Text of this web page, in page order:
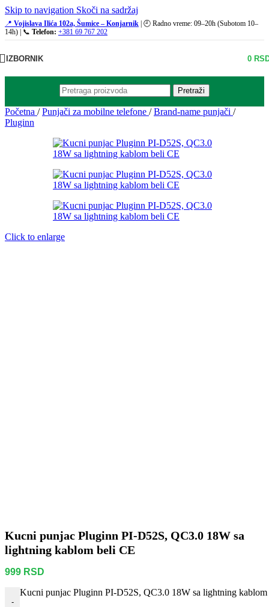
Skip to navigation Skoči na sadržaj
📍 Vojislava Ilića 102a, Šumice – Konjarnik | 🕘 Radno vreme: 09–20h (Subotom 10–
14h) | 📞 Telefon: +381 69 767 202
IZBORNIK 0
Pretraži
Početna / Punjači za mobilne telefone / Brand-name punjači /
Pluginn
Click to enlarge
Kucni punjac Pluginn PI-D52S, QC3.0 18W sa
lightning kablom beli CE
999 RSD
-
Kucni punjac Pluginn PI-D52S, QC3.0 18W sa lightning